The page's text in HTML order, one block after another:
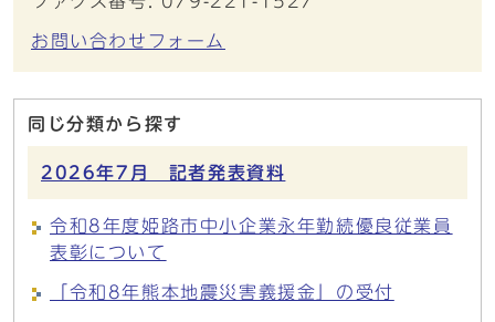
お問い合わせフォーム
同じ分類から探す
2026年7月 記者発表資料
令和8年度姫路市中小企業永年勤続優良従業員
表彰について
「令和8年熊本地震災害義援金」の受付